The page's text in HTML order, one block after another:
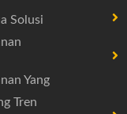
Solusi
Yang
Tren